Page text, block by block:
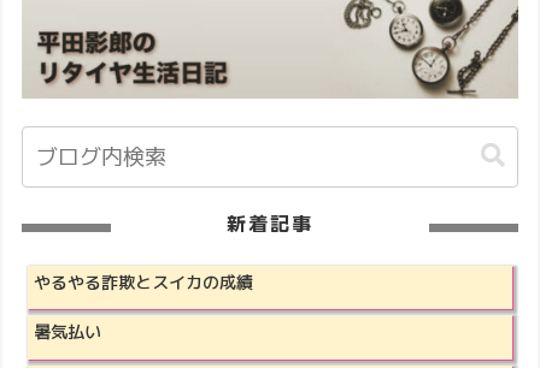
新着記事
やるやる詐欺とスイカの成績
暑気払い